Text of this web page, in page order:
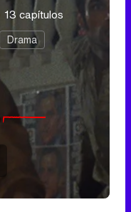
13 capítulos
Drama